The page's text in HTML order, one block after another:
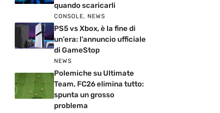
quando scaricarli
CONSOLE, NEWS
PS5 vs Xbox, è la fine di
un’era: l’annuncio ufficiale
di GameStop
NEWS
Polemiche su Ultimate
Team, FC26 elimina tutto:
spunta un grosso
problema